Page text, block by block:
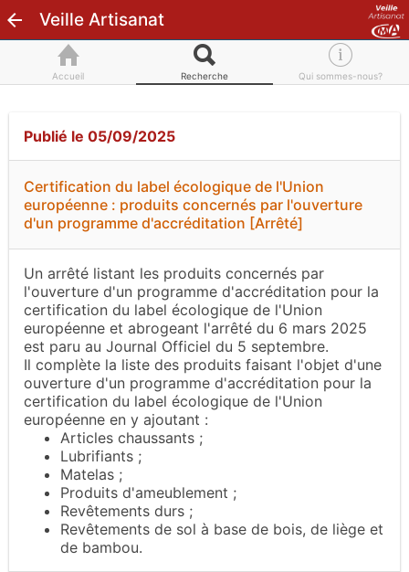
Veille Artisanat
Accueil Recherche Qui sommes-nous?
Publié le 05/09/2025
Certification du label écologique de l'Union
européenne : produits concernés par l'ouverture
d'un programme d'accréditation [Arrêté]
Un arrêté listant les produits concernés par
l'ouverture d'un programme d'accréditation pour la
certification du label écologique de l'Union
européenne et abrogeant l'arrêté du 6 mars 2025
est paru au Journal Officiel du 5 septembre.
Il complète la liste des produits faisant l'objet d'une
ouverture d'un programme d'accréditation pour la
certification du label écologique de l'Union
européenne en y ajoutant :
Articles chaussants ;
Lubrifiants ;
Matelas ;
Produits d'ameublement ;
Revêtements durs ;
Revêtements de sol à base de bois, de liège et
de bambou.